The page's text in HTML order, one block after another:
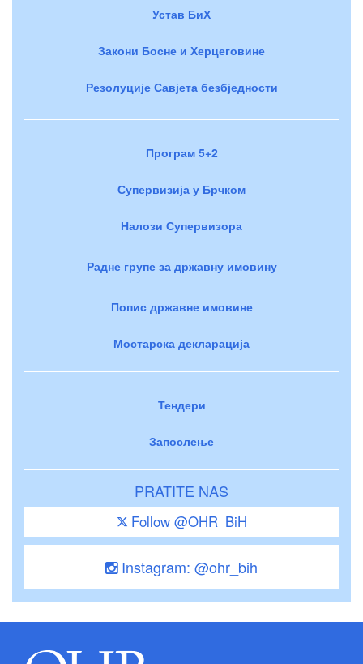
Устав БиХ
Закони Босне и Херцеговине
Резолуције Савјета безбједности
Програм 5+2
Супервизија у Брчком
Налози Супервизора
Радне групе за државну имовину
Попис државне имовине
Мостарска декларација
Тендери
Запослење
PRATITE NAS
Follow @OHR_BiH
Instagram: @ohr_bih